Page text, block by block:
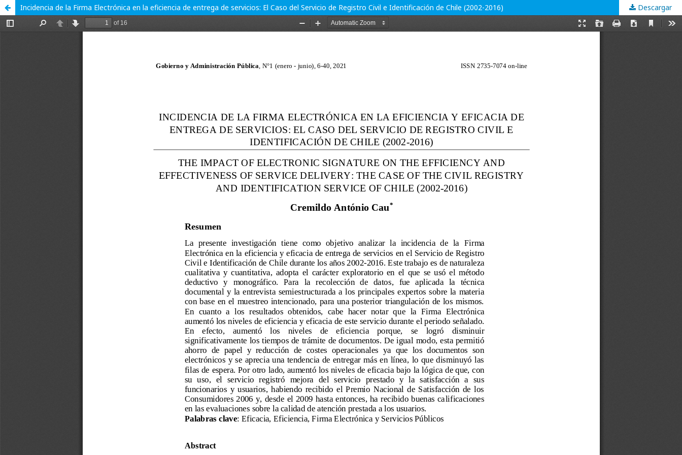
Incidencia de la Firma Electrónica en la eficiencia de entrega de servicios: El Caso del Servicio de Registro Civil e Identificación de Chile (2002-2016) Descargar